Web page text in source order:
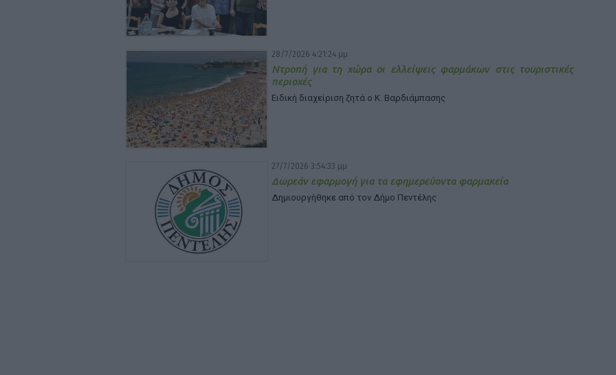
28/7/2026 4:21:24 μμ
Ντροπή για τη χώρα οι ελλείψεις φαρμάκων στις τουριστικές
περιοχές
Ειδική διαχείριση ζητά ο Κ. Βαρδιάμπασης
27/7/2026 3:54:33 μμ
Δωρεάν εφαρμογή για τα εφημερεύοντα φαρμακεία
Δημιουργήθηκε από τον Δήμο Πεντέλης